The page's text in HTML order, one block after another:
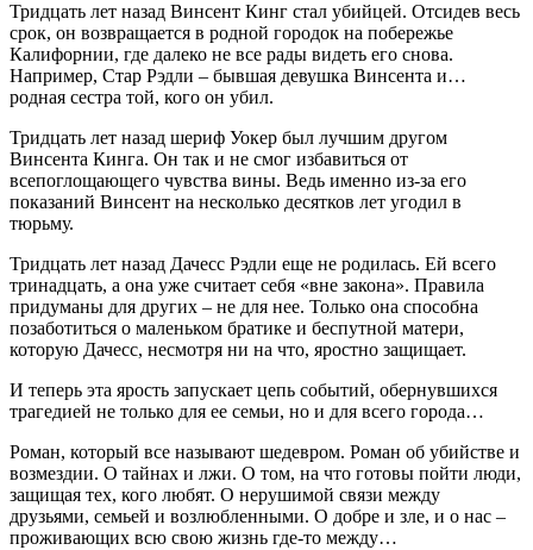
Тридцать лет назад Винсент Кинг стал убийцей. Отсидев весь
срок, он возвращается в родной городок на побережье
Калифорнии, где далеко не все рады видеть его снова.
Например, Стар Рэдли – бывшая девушка Винсента и…
родная сестра той, кого он убил.
Тридцать лет назад шериф Уокер был лучшим другом
Винсента Кинга. Он так и не смог избавиться от
всепоглощающего чувства вины. Ведь именно из-за его
показаний Винсент на несколько десятков лет угодил в
тюрьму.
Тридцать лет назад Дачесс Рэдли еще не родилась. Ей всего
тринадцать, а она уже считает себя «вне закона». Правила
придуманы для других – не для нее. Только она способна
позаботиться о маленьком братике и беспутной матери,
которую Дачесс, несмотря ни на что, яростно защищает.
И теперь эта ярость запускает цепь событий, обернувшихся
трагедией не только для ее семьи, но и для всего города…
Роман, который все называют шедевром. Роман об убийстве и
возмездии. О тайнах и лжи. О том, на что готовы пойти люди,
защищая тех, кого любят. О нерушимой связи между
друзьями, семьей и возлюбленными. О добре и зле, и о нас –
проживающих всю свою жизнь где-то между…